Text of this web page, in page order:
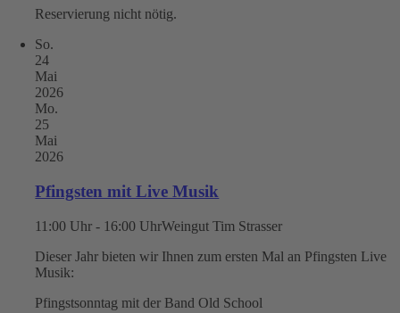
Reservierung nicht nötig.
So.
24
Mai
2026
Mo.
25
Mai
2026
Pfingsten mit Live Musik
11:00 Uhr - 16:00 UhrWeingut Tim Strasser
Dieser Jahr bieten wir Ihnen zum ersten Mal an Pfingsten Live
Musik:
Pfingstsonntag mit der Band Old School